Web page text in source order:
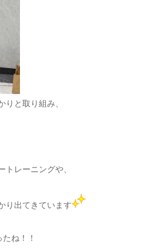
りと取り組み、
レーニングや、
り出てきています
ね！！